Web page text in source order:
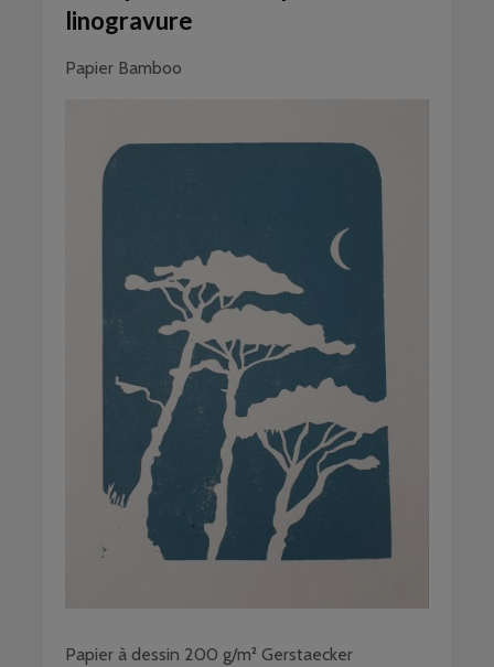
linogravure
Papier Bamboo
Papier à dessin 200 g/m² Gerstaecker